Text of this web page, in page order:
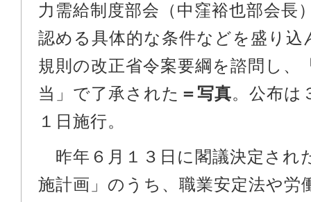
力需給制度部会（中窪裕也部会長
認める具体的な条件などを盛り込
規則の改正省令案要綱を諮問し、
当」で了承された ＝写真。公布は
１日施行。
昨年６月１３日に閣議決定され
施計画」のうち、職業安定法や労